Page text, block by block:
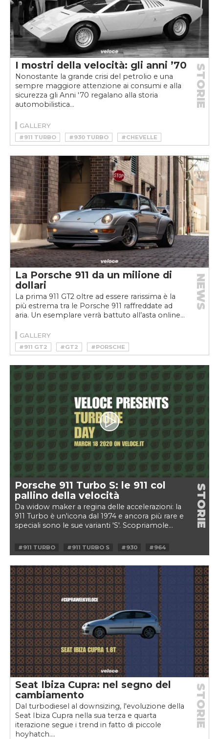
I mostri della velocità: gli anni ’70
Nonostante la grande crisi del petrolio e una
sempre maggiore attenzione ai consumi e alla
sicurezza gli Anni '70 regalano alla storia
automobilistica...
STORIE
GALLERY
#911 TURBO #930 TURBO
#CHEVELLE
#CHEVROLET
#COUNTACH
#COUNTACH LP400
#FLAT-SIX
#GANDINI
#LAMBORGHINI
#LP400
#MALAISE ERA
#MONSTER OF SPEED
#MUSCLE CAR
#PORSCHE
#SPORSTCAR
#SUPERCAR
#TURBO #V12 #V8
La Porsche 911 da un milione di
dollari
La prima 911 GT2 oltre ad essere rarissima è la
più estrema tra le Porsche 911 raffreddate ad
aria. Un esemplare verrà battuto all’asta online...
NEWS
GALLERY
#911 GT2 #GT2
#PORSCHE
#PORSCHE 911
#PORSCHE 911 GT
#PORSCHE 911 GT2
#RM SOTHEBY’S
#SPORSTCAR
#TURBO
Porsche 911 Turbo S: le 911 col
pallino della velocità
Da widow maker a regina delle accelerazioni: la
911 Turbo è un'icona dal 1974 e ancora più rare e
speciali sono le sue varianti 'S'. Scopriamole...
STORIE
#911 TURBO #911 TURBO S #930
#964
#991
#993 #996 #997
#FLACHBAU
#FLAT-SIX
#FLATNOSE
#PORSCHE
#PORSCHE 911
#PORSCHE 911 TURBO S
#TURBO
#TURBO S
Seat Ibiza Cupra: nel segno del
cambiamento
Dal turbodiesel al downsizing, l'evoluzione della
Seat Ibiza Cupra nella sua terza e quarta
iterazione segue i trend in fatto di piccole
hoyhatch....
STORIE